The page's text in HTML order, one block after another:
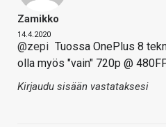
Zamikko
14.4.2020
@zepi Tuossa OnePlus 8
olla myös "vain" 720p @
Kirjaudu sisään vastataksesi